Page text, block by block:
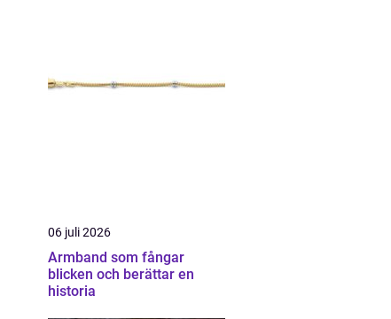
06 juli 2026
Armband som fångar
blicken och berättar en
historia